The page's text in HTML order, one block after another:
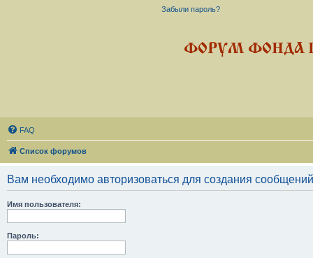
Забыли пароль?
ФОРУМ ФОНДА
FAQ
Список форумов
Вам необходимо авторизоваться для создания
Имя пользователя:
Пароль: